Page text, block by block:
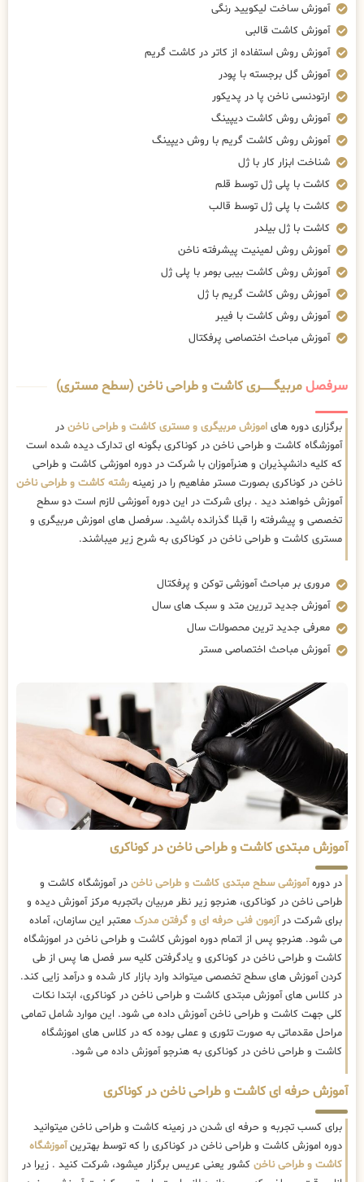
آموزش ساخت لیکویید رنگی
آموزش کاشت قالبی
آموزش روش استفاده از کاتر در کاشت گریم
آموزش گل برجسته با پودر
ارتودنسی ناخن پا در پدیکور
آموزش روش کاشت دیپینگ
آموزش روش کاشت گریم با روش دیپینگ
شناخت ابزار کار با ژل
کاشت با پلی ژل توسط قلم
کاشت با پلی ژل توسط قالب
کاشت با ژل بیلدر
آموزش روش لمینیت پیشرفته ناخن
آموزش روش کاشت بیبی بومر با پلی ژل
آموزش روش کاشت گریم با ژل
آموزش روش کاشت با فیبر
آموزش مباحث اختصاصی پرفکتال
سرفصلمربیگــــــــری کاشت و طراحی ناخن (سطح مستری)
برگزاری دوره های اموزش مربیگری و مستری کاشت و طراحی ناخن در
آموزشگاه کاشت و طراحی ناخن در کوناکری بگونه ای تدارک دیده شده است
که کلیه دانشپذیران و هنرآموزان با شرکت در دوره اموزشی کاشت و طراحی
ناخن در کوناکری بصورت مستر مفاهیم را در زمینه رشته کاشت و طراحی ناخن
آموزش خواهند دید . برای شرکت در این دوره آموزشی لازم است دو سطح
تخصصی و پیشرفته را قبلا گذرانده باشید. سرفصل های اموزش مربیگری و
مستری کاشت و طراحی ناخن در کوناکری به شرح زیر میباشند.
مروری بر مباحث آموزشی توکن و پرفکتال
آموزش جدید تررین متد و سبک های سال
معرفی جدید ترین محصولات سال
آموزش مباحث اختصاصی مستر
آموزش مبتدی کاشت و طراحی ناخن در کوناکری
در دورهآموزشی سطح مبتدی کاشت و طراحی ناخن در آموزشگاه کاشت و
طراحی ناخن در کوناکری، هنرجو زیر نظر مربیان باتجربه مرکز آموزش دیده و
برای شرکت درآزمون فنی حرفه ای و گرفتن مدرک معتبر این سازمان، آماده
می شود. هنرجو پس از اتمام دوره اموزش کاشت و طراحی ناخن در اموزشگاه
کاشت و طراحی ناخن در کوناکری و یادگرفتن کلیه سر فصل ها پس از طی
کردن آموزش های سطح تخصصی میتواند وارد بازار کار شده و درآمد زایی کند.
در کلاس های آموزش مبتدی کاشت و طراحی ناخن در کوناکری، ابتدا نکات
کلی جهت کاشت و طراحی ناخن آموزش داده می شود. این موارد شامل تمامی
مراحل مقدماتی به صورت تئوری و عملی بوده که در کلاس های اموزشگاه
کاشت و طراحی ناخن در کوناکری به هنرجو آموزش داده می شود.
آموزش حرفه ای کاشت و طراحی ناخن در کوناکری
برای کسب تجربه و حرفه ای شدن در زمینه کاشت و طراحی ناخن میتوانید
دوره اموزش کاشت و طراحی ناخن در کوناکری را که توسط بهترینآموزشگاه
کاشت و طراحی ناخن کشور یعنی عریس برگزار میشود، شرکت کنید . زیرا در